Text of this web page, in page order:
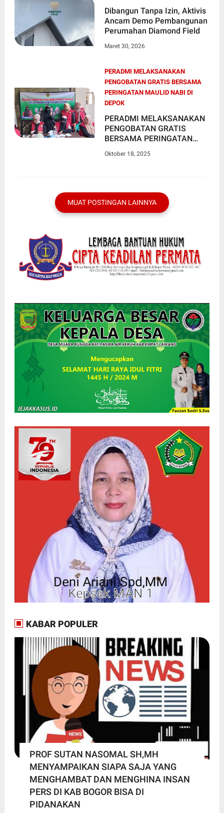
Dibangun Tanpa Izin, Aktivis
Ancam Demo Pembangunan
Perumahan Diamond Field
Maret 30, 2026
PERADMI MELAKSANAKAN
PENGOBATAN GRATIS BERSAMA
PERINGATAN MAULID NABI DI
DEPOK
PERADMI MELAKSANAKAN
PENGOBATAN GRATIS
BERSAMA PERINGATAN
Oktober 18, 2025
MUAT POSTINGAN LAINNYA
KABAR POPULER
PROF SUTAN NASOMAL SH,MH
MENYAMPAIKAN SIAPA SAJA YANG
MENGHAMBAT DAN MENGHINA INSAN
PERS DI KAB BOGOR BISA DI
PIDANAKAN